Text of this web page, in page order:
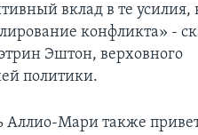
вклад в те усилия,
конфликта» -
Эштон, верховного
политики.
Мари также